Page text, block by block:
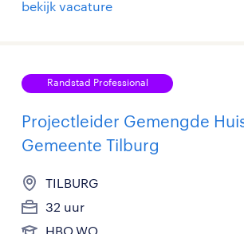
bekijk vacature
Randstad Professional
Projectleider Gemengde
Gemeente Tilburg
TILBURG
32 uur
HBO,WO